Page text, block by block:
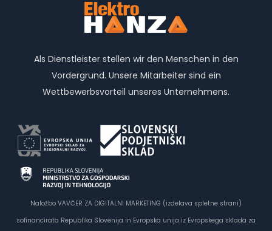
Als Dienstleister stellen wir den Menschen in den
Vordergrund. Unsere Mitarbeiter sind ein
Wettbewerbsvorteil unseres Unternehmens.
Naložbo VAVČER ZA DIGITALNI MARKETING (izdelava spletne strani)
sofinancirata Republika Slovenija in Evropska unija iz Evropskega sklada za